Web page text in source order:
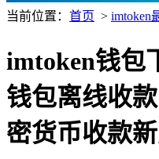
当前位置： 首页 > imtoken
imtoken钱包
钱包离线收
密货币收款